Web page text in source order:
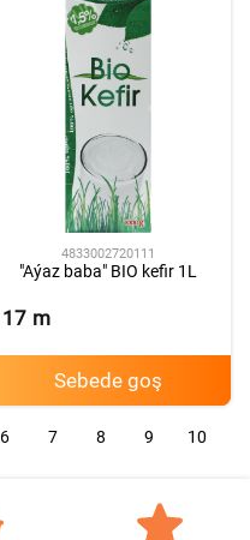
4833002720111
"Aýaz baba" BIO kefir 1L
17 m
Sebede goş
6 7 8 9 10